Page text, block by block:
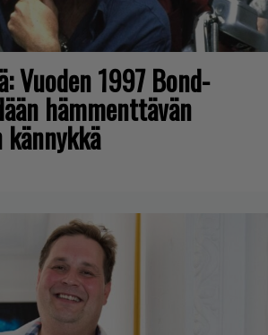
Vuoden 1997 Bond-
hämmenttävän